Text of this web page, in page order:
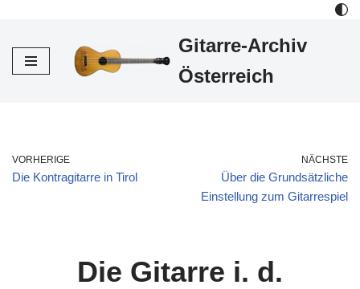
Inhalt
Gitarre-Archiv
Österreich
VORHERIGE
Die Kontragitarre in Tirol
NÄCHSTE
Über die Grundsätzliche
Einstellung zum Gitarrespiel
Die Gitarre i. d.